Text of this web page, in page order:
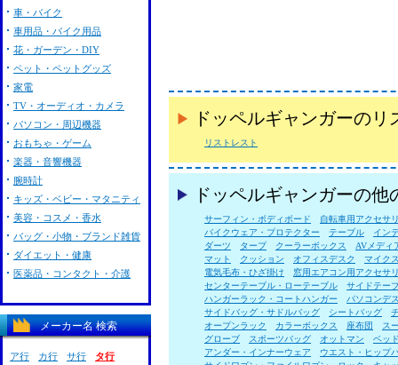
ドッペルギャンガーの
リストレスト
ドッペルギャンガーの
サーフィン・ボディボード
自転車用アクセサ
バイクウェア・プロテクター
テーブル
イン
ダーツ
タープ クーラーボックス
AVメディ
マット
クッション オフィスデスク
マイク
電気毛布・ひざ掛け
窓用エアコン用アクセサ
センターテーブル・ローテーブル
サイドテー
ハンガーラック・コートハンガー
パソコンデ
サイドバッグ・サドルバッグ
シートバッグ
オープンラック
カラーボックス 座布団
ス
グローブ
スポーツバッグ オットマン
ベッ
アンダー・インナーウェア
ウエスト・ヒップ
車・バイク
車用品・バイク用品
花・ガーデン・DIY
ペット・ペットグッズ
家電
TV・オーディオ・カメラ
パソコン・周辺機器
おもちゃ・ゲーム
楽器・音響機器
腕時計
キッズ・ベビー・マタニティ
美容・コスメ・香水
バッグ・小物・ブランド雑貨
ダイエット・健康
医薬品・コンタクト・介護
メーカー名 検索
ア行 カ行 サ行 タ行